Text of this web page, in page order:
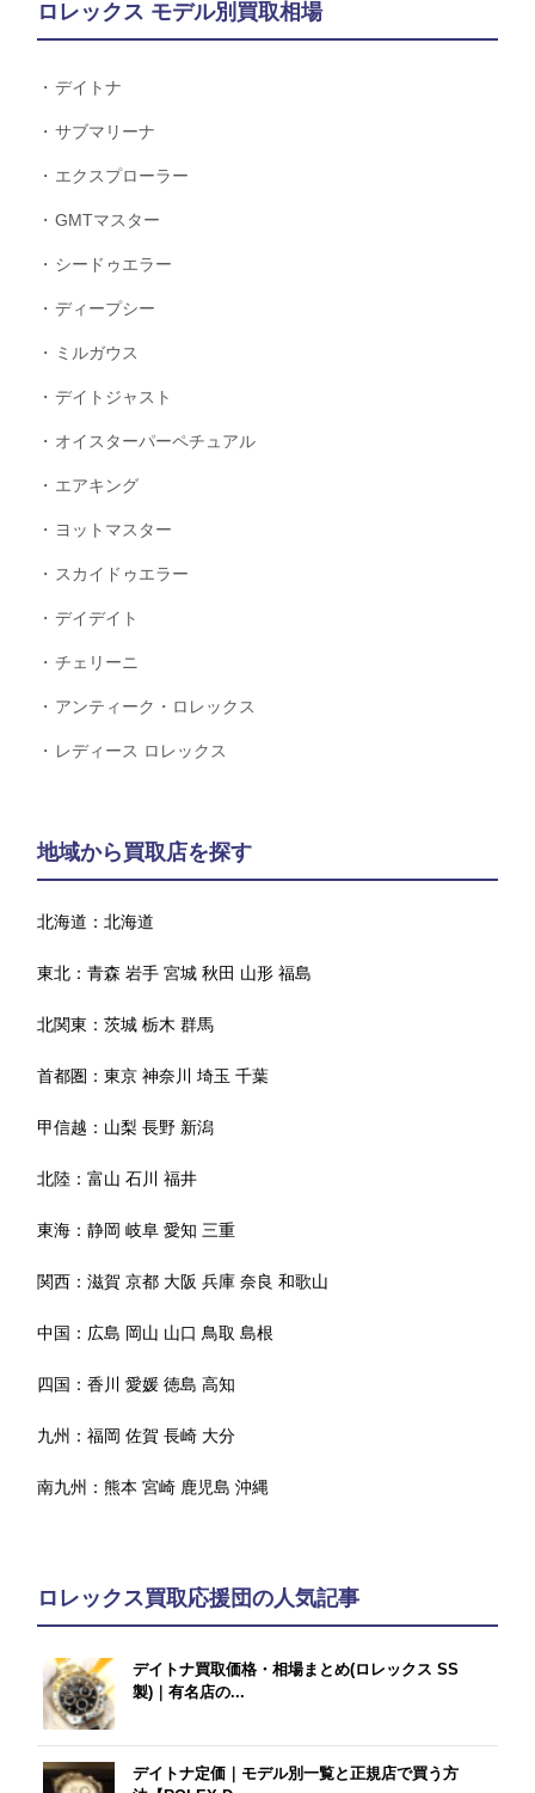
ロレックス モデル別買取相場
デイトナ
サブマリーナ
エクスプローラー
GMTマスター
シードゥエラー
ディープシー
ミルガウス
デイトジャスト
オイスターパーペチュアル
エアキング
ヨットマスター
スカイドゥエラー
デイデイト
チェリーニ
アンティーク・ロレックス
レディース ロレックス
地域から買取店を探す
北海道：北海道
東北：青森 岩手 宮城 秋田 山形 福島
北関東：茨城 栃木 群馬
首都圏：東京 神奈川 埼玉 千葉
甲信越： 山梨 長野 新潟
北陸：富山 石川 福井
東海：静岡 岐阜 愛知 三重
関西：滋賀 京都 大阪 兵庫 奈良 和歌山
中国： 広島 岡山 山口 鳥取 島根
四国：香川 愛媛 徳島 高知
九州：福岡 佐賀 長崎 大分
南九州：熊本 宮崎 鹿児島 沖縄
ロレックス買取応援団の人気記事
デイトナ買取価格・相場まとめ(ロレックス SS
製)｜有名店の...
デイトナ定価｜モデル別一覧と正規店で買う方